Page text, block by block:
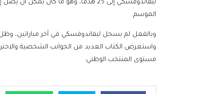
الموسم.
وبالفعل لم يسجل ليفاندوفسكي في آخر مباراتين، وظل
واستعرض الكتاب العديد من الجوانب الشخصية
مستوى المنتخب الوطني.